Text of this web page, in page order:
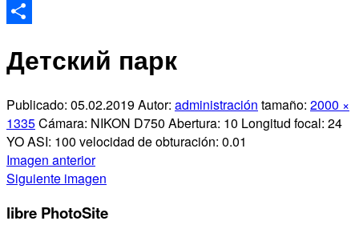
Odnoklassniki
Детский парк
Publicado: 05.02.2019Autor: administración tamaño: 2000 ×
1335Cámara: NIKON D750 Abertura: 10 Longitud focal: 24
YO ASI: 100 velocidad de obturación: 0.01
Imagen anterior
Siguiente imagen
libre PhotoSite